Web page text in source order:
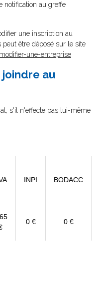
notification au greffe
une inscription au
être déposé sur le site
une-entreprise
au
s'il n'effecte pas lui-même
INPI BODACC
0 € 0 €